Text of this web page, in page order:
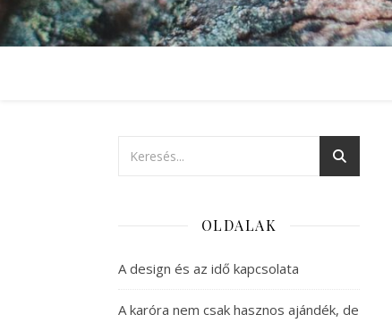
OLDALAK
A design és az idő kapcsolata
A karóra nem csak hasznos ajándék, de